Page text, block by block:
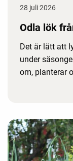
28 juli 2026
Odla lök
Det är lätt att
under
om, planterar